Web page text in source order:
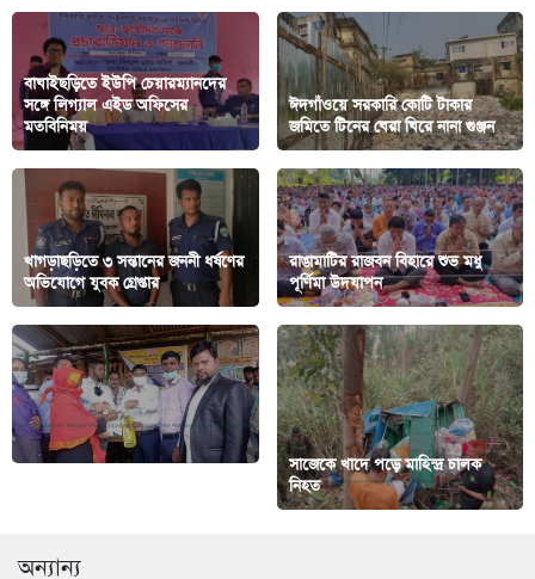
বাঘাইছড়িতে ইউপি চেয়ারম্যানদের
সঙ্গে লিগ্যাল এইড অফিসের
মতবিনিময়
ঈদগাঁওয়ে সরকারি কোটি টাকার
জমিতে টিনের ঘেরা ঘিরে নানা গুঞ্জন
খাগড়াছড়িতে ৩ সন্তানের জননী ধর্ষণের
অভিযোগে যুবক গ্রেপ্তার
রাঙামাটির রাজবন বিহারে শুভ মধু
পূর্ণিমা উদযাপন
সাজেকে খাদে পড়ে মাহিন্দ্র চালক
নিহত
অন্যান্য